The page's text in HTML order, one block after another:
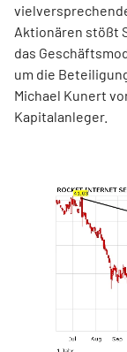
Aktionären stößt
das
um die
Michael Kunert
Kapitalanleger.